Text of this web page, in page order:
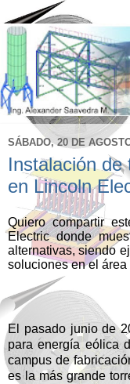
SÁBADO, 20 DE
Instalación
en Lincoln
Quiero compartir
Electric donde
alternativas, siendo
soluciones en el área
El pasado junio de
para energía eólica
campus de
es la más grande